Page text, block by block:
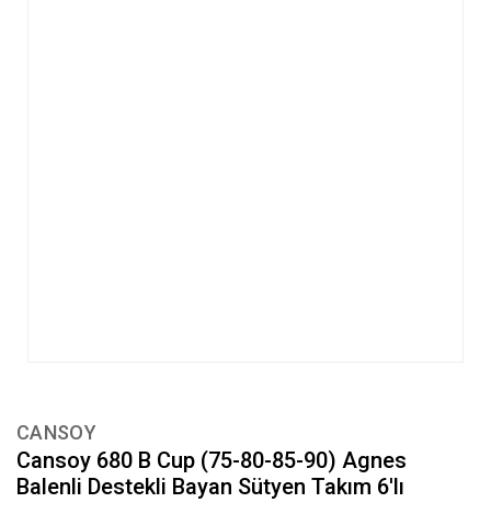
CANSOY
Cansoy 680 B Cup (75-80-85-90) Agnes
Balenli Destekli Bayan Sütyen Takım 6'lı